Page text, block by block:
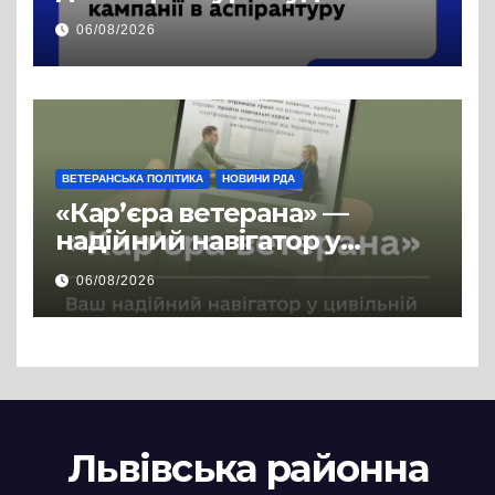
продовжено
06/08/2026
ВЕТЕРАНСЬКА ПОЛІТИКА НОВИНИ РДА
«Кар’єра ветерана» —
надійний навігатор у
цивільній професії
06/08/2026
Львівська районна